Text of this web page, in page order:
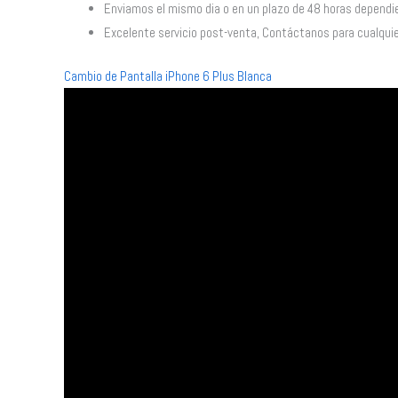
Enviamos el mismo dia o en un plazo de 48 horas
Excelente servicio post-venta, Contáctanos para
Cambio de Pantalla iPhone 6 Plus Blanca